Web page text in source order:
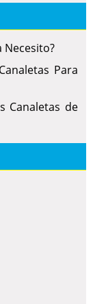
Necesito?
Para
Canaletas de